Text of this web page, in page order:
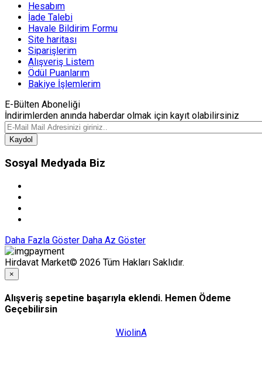
Hesabım
İade Talebi
Havale Bildirim Formu
Site haritası
Siparişlerim
Alışveriş Listem
Ödül Puanlarım
Bakiye İşlemlerim
E-Bülten Aboneliği
İndirimlerden anında haberdar olmak için kayıt olabilirsiniz
Kaydol
Sosyal Medyada Biz
Daha Fazla Göster Daha Az Göster
Hirdavat Market© 2026 Tüm Hakları Saklıdır.
×
Alışveriş sepetine başarıyla eklendi. Hemen Ödeme
Geçebilirsin
WiolinA